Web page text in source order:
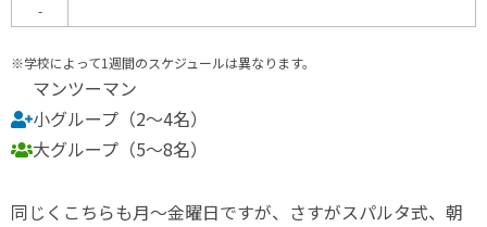
-
※学校によって1週間のスケジュールは異なります。
マンツーマン
小グループ（2～4名）
大グループ（5～8名）
同じくこちらも月～金曜日ですが、さすがスパルタ式、朝